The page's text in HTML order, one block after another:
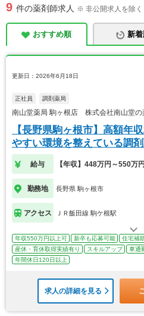
9 件の薬剤師求人 ※ 非公開求人を除く
おすすめ順 新
更新日：2026年6月18日
正社員 調剤薬局
南山堂薬局 駒ヶ根店 株式会社南山堂の
【長野県駒ヶ根市】高額年
やすい環境を整えている調剤
給与 【年収】448万円～550万
勤務地 長野県 駒ヶ根市
アクセス ＪＲ飯田線 駒ケ根駅
年収550万円以上可 新卒も応募可能
住宅補
産休・育休取得実績有り
スキルアップ 車通
年間休日120日以上
求人の詳細を見る